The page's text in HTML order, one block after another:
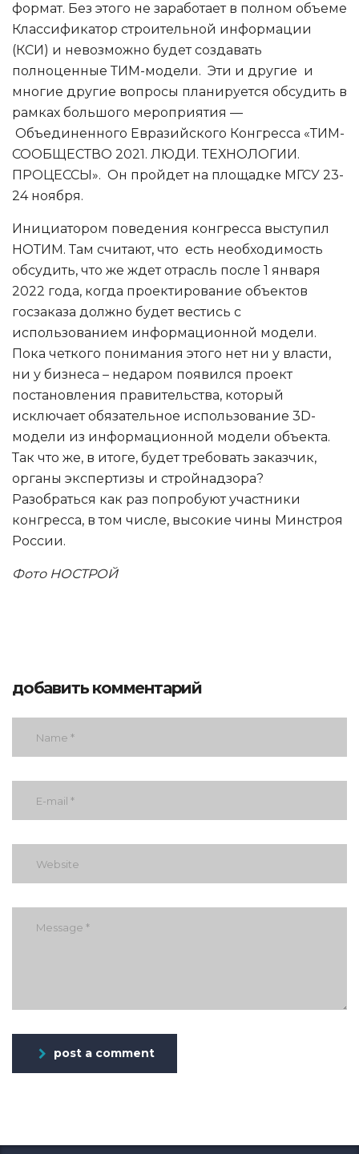
формат. Без этого не заработает в полном объеме
Классификатор строительной информации
(КСИ) и невозможно будет создавать
полноценные ТИМ-модели. Эти и другие и
многие другие вопросы планируется обсудить в
рамках большого мероприятия —
Объединенного Евразийского Конгресса «ТИМ-
СООБЩЕСТВО 2021. ЛЮДИ. ТЕХНОЛОГИИ.
ПРОЦЕССЫ». Он пройдет на площадке МГСУ 23-
24 ноября.
Инициатором поведения конгресса выступил
НОТИМ. Там считают, что есть необходимость
обсудить, что же ждет отрасль после 1 января
2022 года, когда проектирование объектов
госзаказа должно будет вестись с
использованием информационной модели.
Пока четкого понимания этого нет ни у власти,
ни у бизнеса – недаром появился проект
постановления правительства, который
исключает обязательное использование 3D-
модели из информационной модели объекта.
Так что же, в итоге, будет требовать заказчик,
органы экспертизы и стройнадзора?
Разобраться как раз попробуют участники
конгресса, в том числе, высокие чины Минстроя
России.
Фото НОСТРОЙ
добавить комментарий
post a comment